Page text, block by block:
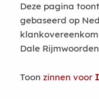
Deze pagina
gebaseerd op
Dale
Toon zinnen voor